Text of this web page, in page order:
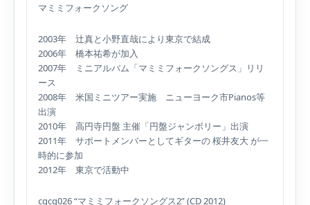
マミミフォークソング
2003年 辻真と小野直哉により東京で結成
2006年 橋本祐希が加入
2007年 ミニアルバム「マミミフォークソングス」リリ
ース
2008年 米国ミニツアー実施 ニューヨーク市Pianos等
出演
2010年 高円寺円盤 主催「円盤ジャンボリー」出演
2011年 サポートメンバーとしてギターの 桜井友大 が一
時的に参加
2012年 東京で活動中
cgcg026 “マミミフォークソングス2” (CD 2012)